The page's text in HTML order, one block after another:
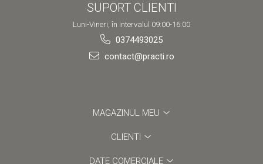
SUPORT CLIENTI
Luni-Vineri, în intervalul 09:00-16:00
0374493025
contact@practi.ro
MAGAZINUL MEU
CLIENTI
DATE COMERCIALE